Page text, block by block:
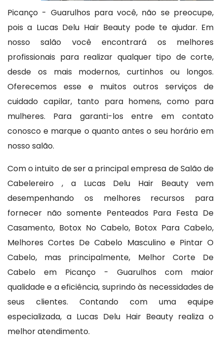
Picanço - Guarulhos para você, não se preocupe,
pois a Lucas Delu Hair Beauty pode te ajudar. Em
nosso salão você encontrará os melhores
profissionais para realizar qualquer tipo de corte,
desde os mais modernos, curtinhos ou longos.
Oferecemos esse e muitos outros serviços de
cuidado capilar, tanto para homens, como para
mulheres. Para garanti-los entre em contato
conosco e marque o quanto antes o seu horário em
nosso salão.
Com o intuito de ser a principal empresa de Salão de
Cabelereiro , a Lucas Delu Hair Beauty vem
desempenhando os melhores recursos para
fornecer não somente Penteados Para Festa De
Casamento, Botox No Cabelo, Botox Para Cabelo,
Melhores Cortes De Cabelo Masculino e Pintar O
Cabelo, mas principalmente, Melhor Corte De
Cabelo em Picanço - Guarulhos com maior
qualidade e a eficiência, suprindo às necessidades de
seus clientes. Contando com uma equipe
especializada, a Lucas Delu Hair Beauty realiza o
melhor atendimento.